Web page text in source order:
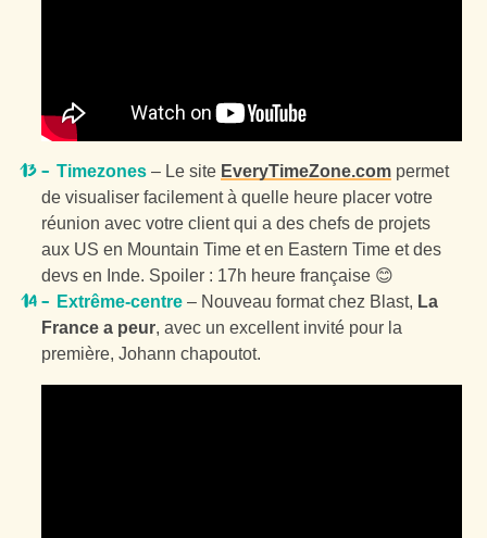
Timezones – Le site EveryTimeZone.com permet
de visualiser facilement à quelle heure placer votre
réunion avec votre client qui a des chefs de projets
aux US en Mountain Time et en Eastern Time et des
devs en Inde. Spoiler : 17h heure française 😊
Extrême-centre – Nouveau format chez Blast, La
France a peur, avec un excellent invité pour la
première, Johann chapoutot.